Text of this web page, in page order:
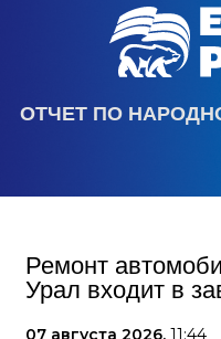
ОТЧЕТ ПО
Ремонт
Урал входит в
07 августа 2026, 11:44